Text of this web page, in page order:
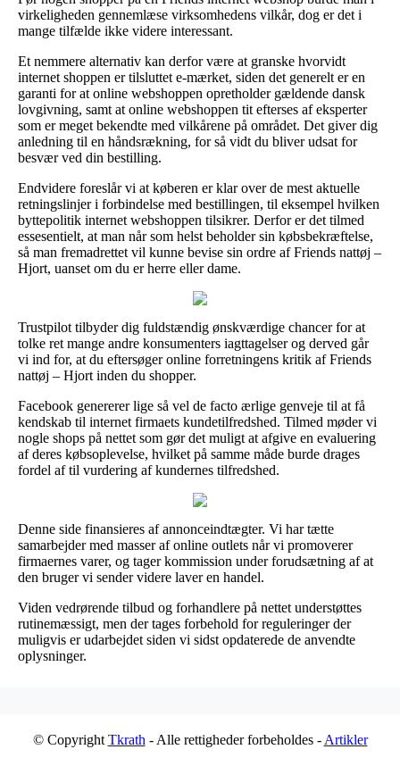
virkeligheden gennemlæse virksomhedens vilkår, dog er det i
mange tilfælde ikke videre interessant.
Et nemmere alternativ kan derfor være at granske hvorvidt
internet shoppen er tilsluttet e-mærket, siden det generelt er en
garanti for at online webshoppen opretholder gældende dansk
lovgivning, samt at online webshoppen tit efterses af eksperter
som er meget bekendte med vilkårene på området. Det giver dig
anledning til en håndsrækning, for så vidt du bliver udsat for
besvær ved din bestilling.
Endvidere foreslår vi at køberen er klar over de mest aktuelle
retningslinjer i forbindelse med bestillingen, til eksempel hvilken
byttepolitik internet webshoppen tilsikrer. Derfor er det tilmed
essesentielt, at man når som helst beholder sin købsbekræftelse,
så man fremadrettet vil kunne bevise sin ordre af Friends nattøj –
Hjort, uanset om du er herre eller dame.
Trustpilot tilbyder dig fuldstændig ønskværdige chancer for at
tolke ret mange andre konsumenters iagttagelser og derved går
vi ind for, at du eftersøger online forretningens kritik af Friends
nattøj – Hjort inden du shopper.
Facebook genererer lige så vel de facto ærlige genveje til at få
kendskab til internet firmaets kundetilfredshed. Tilmed møder vi
nogle shops på nettet som gør det muligt at afgive en evaluering
af deres købsoplevelse, hvilket på samme måde burde drages
fordel af til vurdering af kundernes tilfredshed.
Denne side finansieres af annonceindtægter. Vi har tætte
samarbejder med masser af online outlets når vi promoverer
firmaernes varer, og tager kommission under forudsætning af at
den bruger vi sender videre laver en handel.
Viden vedrørende tilbud og forhandlere på nettet understøttes
rutinemæssigt, men der tages forbehold for reguleringer der
muligvis er udarbejdet siden vi sidst opdaterede de anvendte
oplysninger.
© Copyright Tkrath - Alle rettigheder forbeholdes - Artikler